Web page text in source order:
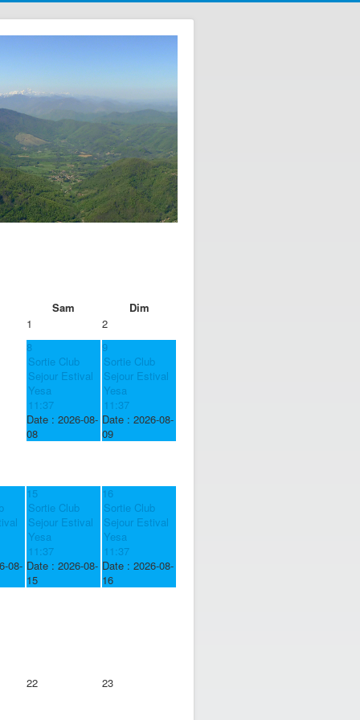
Sam
Dim
1
2
8
Sortie Club
Sejour Estival
Yesa
11:37
Date :2026-08-
08
9
Sortie Club
Sejour Estival
Yesa
11:37
Date :2026-08-
09
08-
15
Sortie Club
Sejour Estival
Yesa
11:37
Date :2026-08-
15
16
Sortie Club
Sejour Estival
Yesa
11:37
Date :2026-08-
16
22 23